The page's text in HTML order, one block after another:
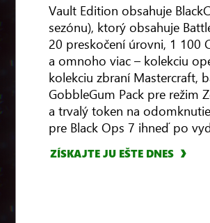
Vault Edition obsahuje
sezónu), ktorý obsahuje
20 preskočení úrovni, 1 100
a omnoho viac – kolekciu
kolekciu zbraní Mastercraft,
GobbleGum Pack pre režim
a trvalý token na odomknutie
pre Black Ops 7 ihneď po
ZÍSKAJTE JU EŠTE DNES